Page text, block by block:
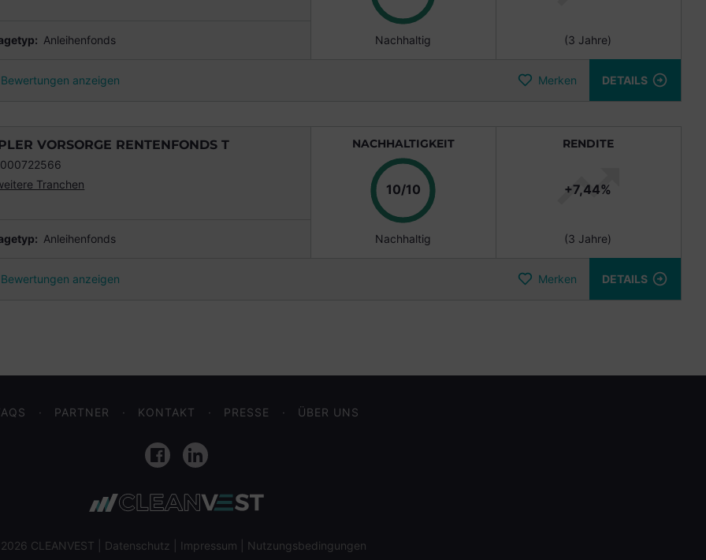
Anleihenfonds Nachhaltig (3 Jahre)
Bewertungen anzeigen Merken DETAILS
VORSORGE RENTENFONDS T
Tranchen
Anleihenfonds
NACHHALTIGKEIT
10/10Punkte
Nachhaltig
RENDITE
+7,44%
(3 Jahre)
Bewertungen anzeigen Merken DETAILS
PARTNER KONTAKT PRESSE ÜBER UNS
FacebookLinkedIn
CLEANVEST | Datenschutz Impressum Nutzungsbedingungen